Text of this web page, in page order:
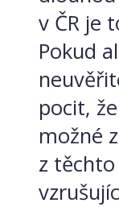
v ČR je
Pokud
pocit,
možné
z těchto